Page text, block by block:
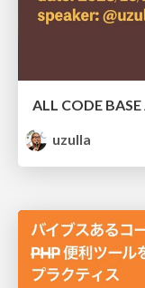
ALL CODE
uzulla